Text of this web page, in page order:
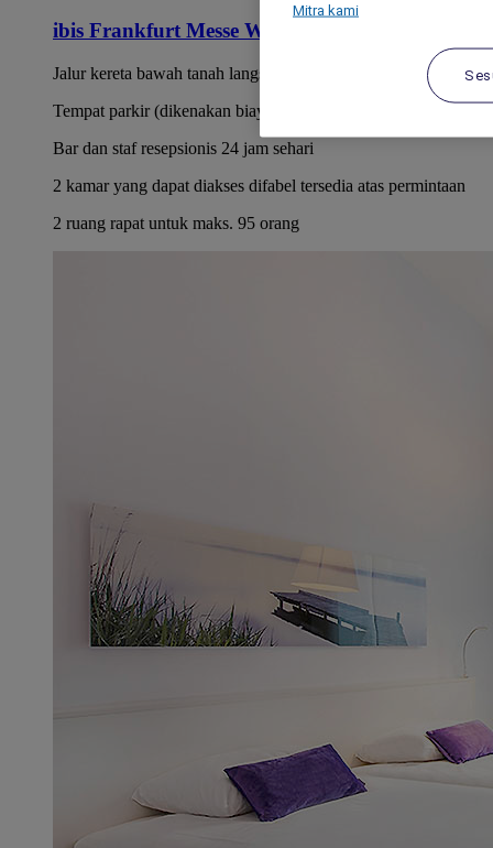
ibis Frankfurt Messe West
Jalur kereta bawah tanah langsung
Tempat parkir (dikenakan biaya) tersedia di hotel
Bar dan staf resepsionis 24 jam sehari
2 kamar yang dapat diakses difabel tersedia atas permintaan
2 ruang rapat untuk maks. 95 orang
Mitra kami